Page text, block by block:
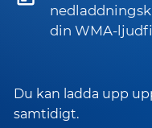
din WMA-
Du kan ladda upp
samtidigt.